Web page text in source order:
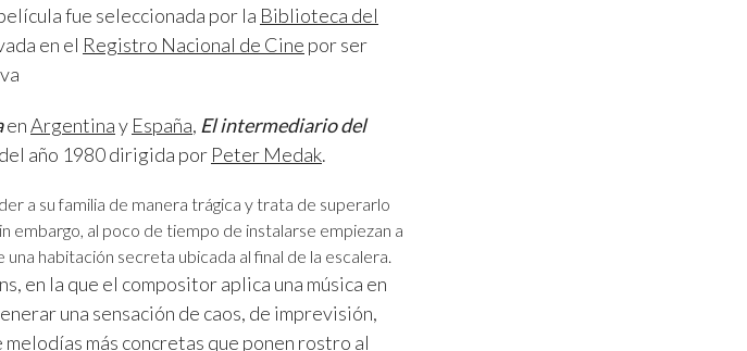
fue seleccionada por la Biblioteca del
en el Registro Nacional de Cine por ser
enArgentinay España, El intermediario del
año 1980 dirigida por Peter Medak.
a su familia de manera trágica y trata de superarlo
embargo, al poco de tiempo de instalarse empiezan a
habitación secreta ubicada al final de la escalera.
en la que el compositor aplica una música en
una sensación de caos, de imprevisión,
más concretas que ponen rostro al